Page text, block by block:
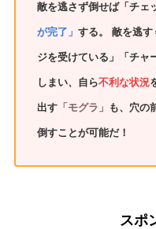
敵を逃さず倒せば「チェ
が完了」 する。 敵を逃
ジを受けている」「チャ
しまい、自ら不利な状況
出す「モグラ」 も、穴の
倒すことが可能だ！
スポ